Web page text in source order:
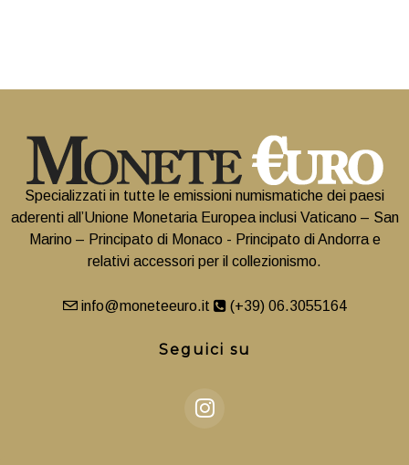
Specializzati in tutte le emissioni numismatiche dei paesi
aderenti all’Unione Monetaria Europea inclusi Vaticano – San
Marino – Principato di Monaco - Principato di Andorra e
relativi accessori per il collezionismo.
info@moneteeuro.it (+39) 06.3055164
Seguici su